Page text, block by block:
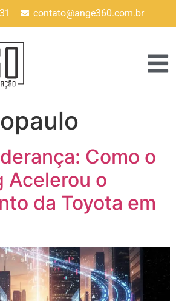
contato@ange360.com.br
Como o
Acelerou o
da Toyota em